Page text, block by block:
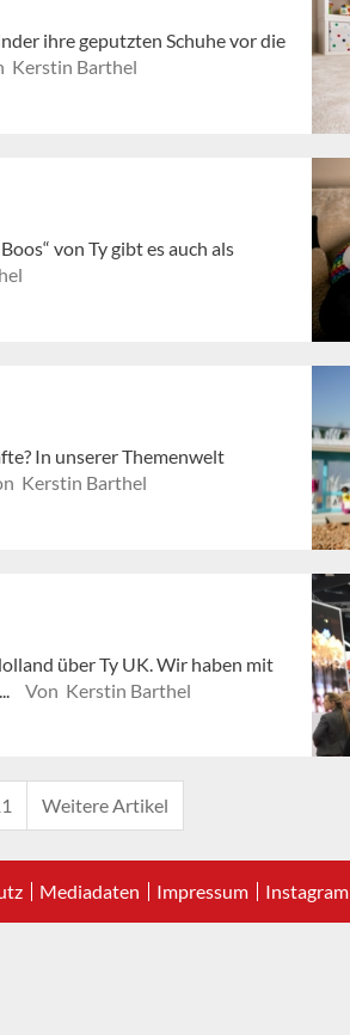
ihre geputzten Schuhe vor die
Kerstin Barthel
von Ty gibt es auch als
In unserer Themenwelt
Kerstin Barthel
über Ty UK. Wir haben mit
Von Kerstin Barthel
Weitere Artikel
Mediadaten Impressum Instagram